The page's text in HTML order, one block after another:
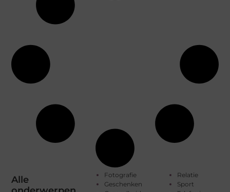
Alle
Fotografie
Geschenken
Relatie
Sport